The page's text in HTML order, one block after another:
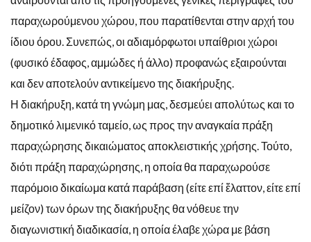
παραχωρούμενου χώρου, που παρατίθενται στην αρχή του
ίδιου όρου. Συνεπώς, οι αδιαμόρφωτοι υπαίθριοι χώροι
(φυσικό έδαφος, αμμώδες ή άλλο) προφανώς εξαιρούνται
και δεν αποτελούν αντικείμενο της διακήρυξης.
Η διακήρυξη, κατά τη γνώμη μας, δεσμεύει απολύτως και το
δημοτικό λιμενικό ταμείο, ως προς την αναγκαία πράξη
παραχώρησης δικαιώματος αποκλειστικής χρήσης. Τούτο,
διότι πράξη παραχώρησης, η οποία θα παραχωρούσε
παρόμοιο δικαίωμα κατά παράβαση (είτε επί ἔλαττον, είτε επί
μείζον) των όρων της διακήρυξης θα νόθευε την
διαγωνιστική διαδικασία, η οποία έλαβε χώρα με βάση